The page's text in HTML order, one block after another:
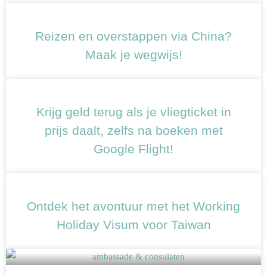
Reizen en overstappen via China?
Maak je wegwijs!
Krijg geld terug als je vliegticket in
prijs daalt, zelfs na boeken met
Google Flight!
Ontdek het avontuur met het Working
Holiday Visum voor Taiwan